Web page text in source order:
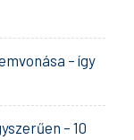
– így
– 10